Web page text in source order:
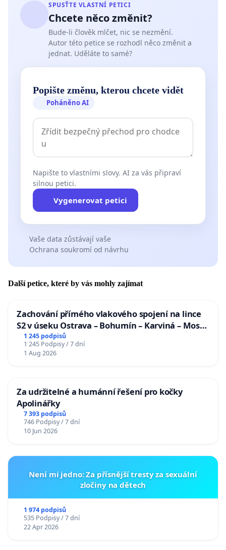
SPUSŤTE VLASTNÍ PETICI
Chcete něco změnit?
Bude-li člověk mlčet, nic se nezmění.
Autor této petice se rozhodl něco změnit a
jednat. Uděláte to samé?
Popište změnu, kterou chcete vidět
Poháněno AI
Napište to vlastními slovy. AI za vás připraví
silnou petici.
Vygenerovat petici
Vaše data zůstávají vaše
Ochrana soukromí od návrhu
Další petice, které by vás mohly zajímat
Zachování přímého vlakového spojení na lince
S2 v úseku Ostrava – Bohumín – Karviná – Mosty
u Jablunkova
1 245 podpisů
1 245 Podpisy / 7 dní
1 Aug 2026
Za udržitelné a humánní řešení pro kočky
Apolinářky
7 393 podpisů
746 Podpisy / 7 dní
10 Jun 2026
Není mi jedno: Za přísnější tresty za sexuální
zločiny na dětech
1 974 podpisů
535 Podpisy / 7 dní
22 Apr 2026